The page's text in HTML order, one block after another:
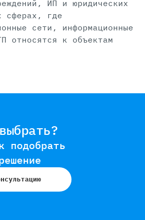
ИП и юридических
сферах, где
сети, информационные
относятся к объектам
подобрать